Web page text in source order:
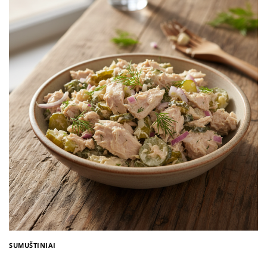
SUMUŠTINIAI